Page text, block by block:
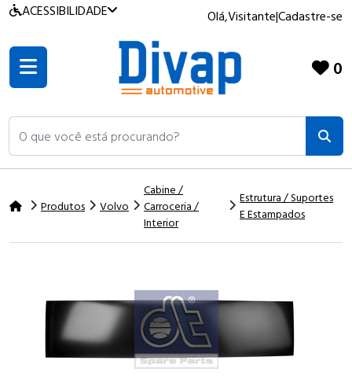
ACESSIBILIDADE Olá,Visitante|Cadastre-se
O que você está procurando?
0
Produtos Volvo
Cabine /
Carroceria /
Interior
Estrutura / Suportes
E Estampados